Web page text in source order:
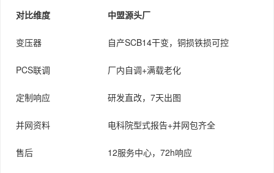
对比维度 中盟源头厂
变压器 自产SCB14干变，铜损铁损可控
PCS联调 厂内自调+满载老化
定制响应 研发直改，7天出图
并网资料 电科院型式报告+并网包齐全
售后 12服务中心，72h响应